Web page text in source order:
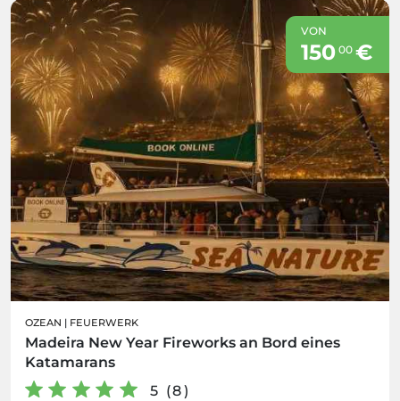
VON
150 00€
OZEAN | FEUERWERK
Madeira New Year Fireworks an Bord eines
Katamarans
5 (8)